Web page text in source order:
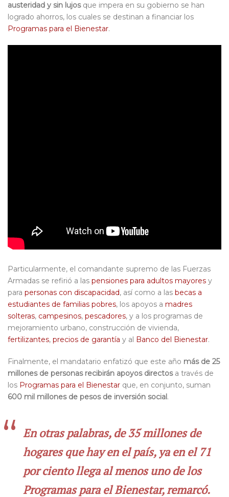
austeridad y sin lujosque impera en su gobierno se han
logrado ahorros, los cuales se destinan a financiar los
Programas para el Bienestar.
Particularmente, el comandante supremo de las Fuerzas
Armadas se refirió a las pensiones para adultos mayores y
para personas con discapacidad, así como a las becas a
estudiantes de familias pobres, los apoyos a madres
solteras, campesinos, pescadores, y a los programas de
mejoramiento urbano, construcción de vivienda,
fertilizantes, precios de garantía y al Banco del Bienestar.
Finalmente, el mandatario enfatizó que este año más de 25
millones de personas recibirán apoyos directosa través de
los Programas para el Bienestar que, en conjunto, suman
600 mil millones de pesos de inversión social .
En otras palabras, de 35 millones de
hogares que hay en el país, ya en el 71
por ciento llega al menos uno de los
Programas para el Bienestar, remarcó.